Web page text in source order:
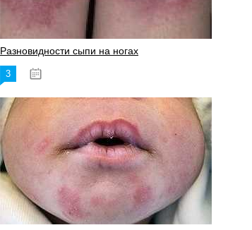
Разновидности сыпи на ногах
3